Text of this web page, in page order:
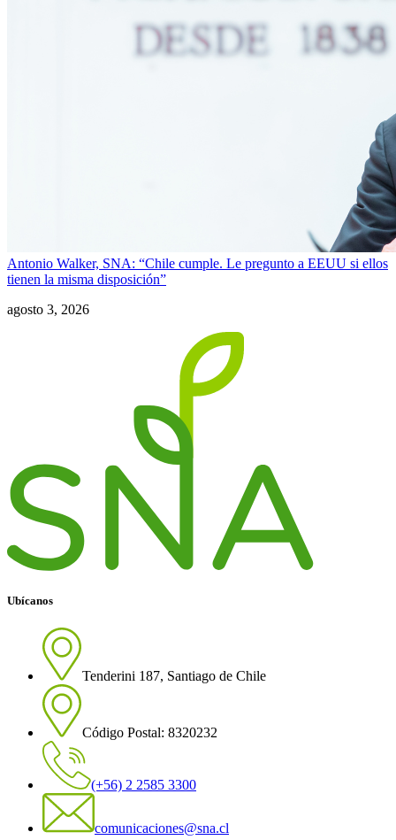
Antonio Walker, SNA: “Chile cumple. Le pregunto a EEUU si ellos
tienen la misma disposición”
agosto 3, 2026
Ubícanos
Tenderini 187, Santiago de Chile
Código Postal: 8320232
(+56) 2 2585 3300
comunicaciones@sna.cl